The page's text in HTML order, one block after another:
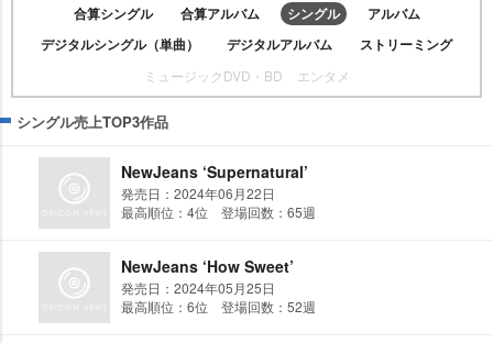
合算シングル 合算アルバム シングル
アルバム
デジタルシングル（単曲）
デジタルアルバム ストリーミング
ミュージックDVD・BD エンタメ
シングル売上TOP3作品
NewJeans ‘Supernatural’
発売日：2024年06月22日
最高順位：4位 登場回数：65週
NewJeans ‘How Sweet’
発売日：2024年05月25日
最高順位：6位 登場回数：52週